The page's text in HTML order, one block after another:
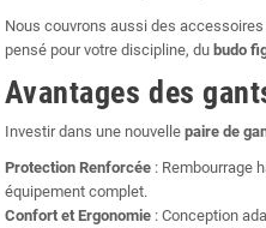
Nous couvrons aussi des
pensé pour votre discipline, du budo
Avantages des
Investir dans une nouvelle paire de
Protection Renforcée: Rembourrage
équipement complet.
Confort et Ergonomie: Conception